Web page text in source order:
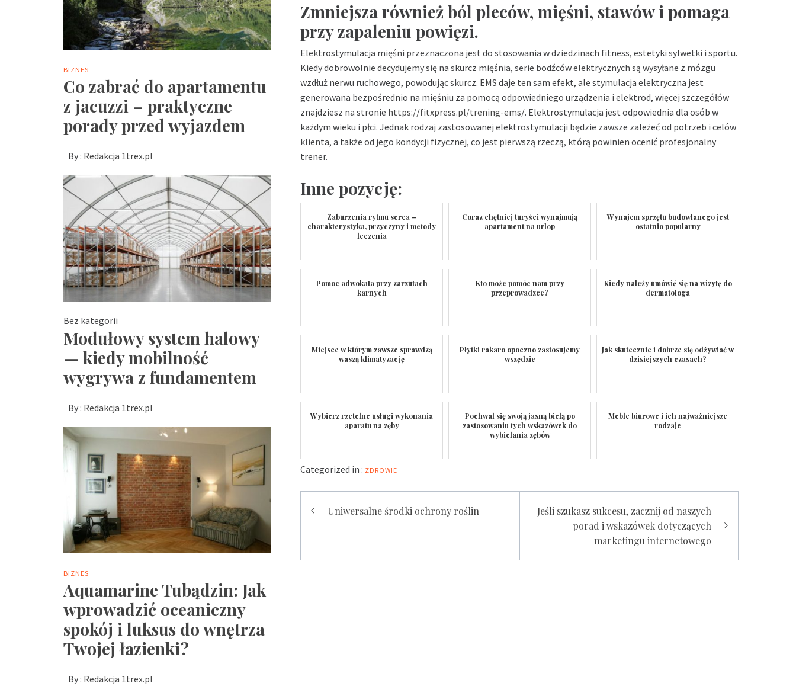
Zmniejsza również ból pleców, mięśni, stawów i pomaga
przy zapaleniu powięzi.
Elektrostymulacja mięśni przeznaczona jest do stosowania w dziedzinach fitness, estetyki sylwetki i sportu.
Kiedy dobrowolnie decydujemy się na skurcz mięśnia, serie bodźców elektrycznych są wysyłane z mózgu
wzdłuż nerwu ruchowego, powodując skurcz. EMS daje ten sam efekt, ale stymulacja elektryczna jest
generowana bezpośrednio na mięśniu za pomocą odpowiedniego urządzenia i elektrod, więcej szczegółów
znajdziesz na stronie https://fitxpress.pl/trening-ems/. Elektrostymulacja jest odpowiednia dla osób w
każdym wieku i płci. Jednak rodzaj zastosowanej elektrostymulacji będzie zawsze zależeć od potrzeb i celów
klienta, a także od jego kondycji fizycznej, co jest pierwszą rzeczą, którą powinien ocenić profesjonalny
trener.
Inne pozycję:
Zaburzenia rytmu serca –
charakterystyka, przyczyny i metody
leczenia
Coraz chętniej turyści wynajmują
apartament na urlop
Wynajem sprzętu budowlanego jest
ostatnio popularny
Pomoc adwokata przy zarzutach
karnych
Kto może pomóc nam przy
przeprowadzce?
Kiedy należy umówić się na wizytę do
dermatologa
Miejsce w którym zawsze sprawdzą
waszą klimatyzację
Płytki rakaro opoczno zastosujemy
wszędzie
Jak skutecznie i dobrze się odżywiać w
dzisiejszych czasach?
Wybierz rzetelne usługi wykonania
aparatu na zęby
Pochwal się swoją jasną bielą po
zastosowaniu tych wskazówek do
wybielania zębów
Meble biurowe i ich najważniejsze
rodzaje
Categorized in : ZDROWIE
Nawigacja
Uniwersalne środki ochrony roślin
Jeśli szukasz sukcesu, zacznij od naszych
porad i wskazówek dotyczących
marketingu internetowego
BIZNES
Co zabrać do apartamentu
z jacuzzi – praktyczne
porady przed wyjazdem
By : Redakcja 1trex.pl
Bez kategorii
Modułowy system halowy
— kiedy mobilność
wygrywa z fundamentem
By : Redakcja 1trex.pl
BIZNES
Aquamarine Tubądzin: Jak
wprowadzić oceaniczny
spokój i luksus do wnętrza
Twojej łazienki?
By : Redakcja 1trex.pl